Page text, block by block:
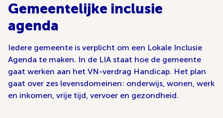
Gemeentelijke inclusie
agenda
Iedere gemeente is verplicht om een Lokale Inclusie
Agenda te maken. In de LIA staat hoe de gemeente
gaat werken aan het VN-verdrag Handicap. Het plan
gaat over zes levensdomeinen: onderwijs, wonen, werk
en inkomen, vrije tijd, vervoer en gezondheid.